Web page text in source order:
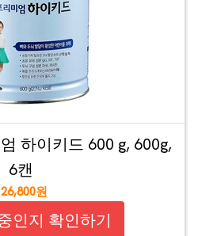
하이키드 600 g, 600g,
6캔
원
인지 확인하기